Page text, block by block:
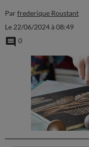
Par frederique Roustant
Le 22/06/2024à 08:49
0